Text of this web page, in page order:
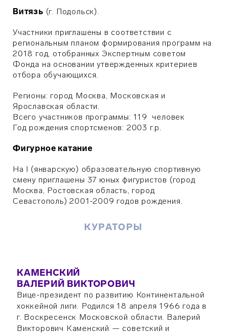
Витязь (г. Подольск).
Участники приглашены в соответствии с
региональным планом формирования программ на
2018 год, отобранных Экспертным советом
Фонда на основании утвержденных критериев
отбора обучающихся.
Регионы: город Москва, Московская и
Ярославская области.
Всего участников программы: 119 человек
Год рождения спортсменов: 2003 г.р.
Фигурное катание
На I (январскую) образовательную спортивную
смену приглашены 37 юных фигуристов (город
Москва, Ростовская область, город
Севастополь) 2001-2009 годов рождения.
КУРАТОРЫ
КАМЕНСКИЙ
ВАЛЕРИЙ ВИКТОРОВИЧ
Вице-президент по развитию Континентальной
хоккейной лиги. Родился 18 апреля 1966 года в
г. Воскресенск Московской области. Валерий
Викторович Каменский — советский и